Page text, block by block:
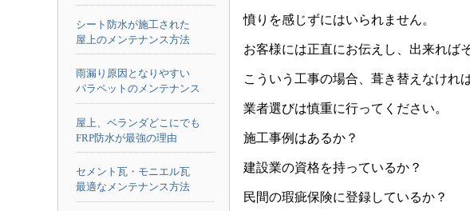
シート防水が施工された
屋上のメンテナンス方法
雨漏り原因となりやすい
パラペットのメンテナンス
屋上、ベランダどこにでも
FRP防水が最強の理由
セメント瓦・モニエル瓦
最適なメンテナンス方法
憤りを感じずにはいられません。
お客様には正直にお伝えし、出来れば
こういう工事の場合、葺き替えなけれ
業者選びは慎重に行ってください。
施工事例はあるか？
建設業の資格を持っているか？
民間の瑕疵保険に登録しているか？